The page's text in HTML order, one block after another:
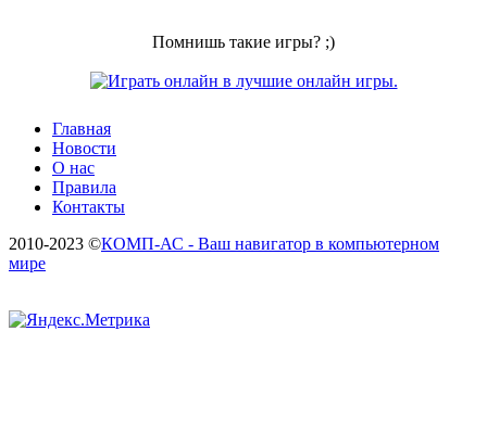
Помнишь такие игры? ;)
Главная
Новости
О нас
Правила
Контакты
2010-2023 ©КОМП-АС - Ваш навигатор в компьютерном
мире